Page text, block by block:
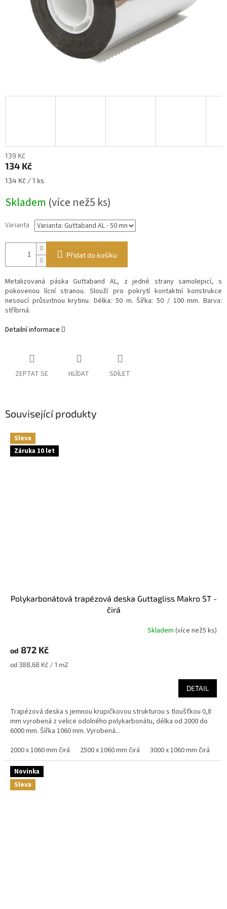
139 Kč
134 Kč
Měrná
134 Kč / 1 ks
Skladem (více než5 ks)
Varianta
Přidat do košíku
Metalizovaná páska Guttaband AL, z jedné strany samolepicí, s
pokovenou lícní stranou. Slouží pro pokrytí kontaktní konstrukce
nesoucí průsvitnou krytinu. Délka: 50 m. Šířka: 50 / 100 mm. Barva:
stříbrná.
Detailní informace
ZEPTAT SE HLÍDAT SDÍLET
Související produkty
Sleva
Záruka 10 let
Polykarbonátová trapézová deska Guttagliss Makro ST -
čirá
Skladem (více než5 ks)
od 872 Kč
Měrná
od 388,68 Kč / 1 m2
DETAIL
Trapézová deska s jemnou krupičkovou strukturou s tloušťkou 0,8
mm vyrobená z velice odolného polykarbonátu, délka od 2000 do
6000 mm. Šířka 1060 mm. Vyrobená...
2000 x 1060 mm čirá
2500 x 1060 mm čirá 3000 x 1060 mm čirá
Novinka
Sleva